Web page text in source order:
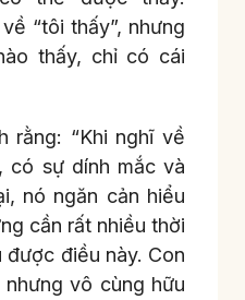
“tôi thấy”, nhưng
thấy, chỉ có cái
rằng: “Khi nghĩ về
có sự dính mắc và
nó ngăn cản hiểu
cần rất nhiều thời
điều này. Con
vô cùng hữu